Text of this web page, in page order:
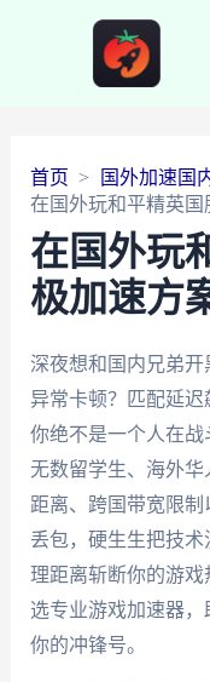
首页
国外加速国
在国外玩和平精英国
在国外玩
极加速方
深夜想和国内兄弟
异常卡顿？匹配延迟
你绝不是一个人在
无数留学生、海外
距离、跨国带宽限
丢包，硬生生把技
理距离斩断你的游
选专业游戏加速器
你的冲锋号。